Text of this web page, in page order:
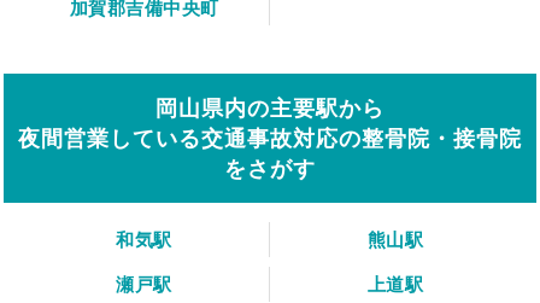
加賀郡吉備中央町
岡山県内の主要駅から
夜間営業している交通事故対応の整骨院・接骨院
をさがす
和気駅
熊山駅
瀬戸駅
上道駅